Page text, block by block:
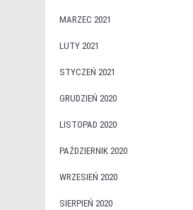
MARZEC 2021
LUTY 2021
STYCZEŃ 2021
GRUDZIEŃ 2020
LISTOPAD 2020
PAŹDZIERNIK 2020
WRZESIEŃ 2020
SIERPIEŃ 2020